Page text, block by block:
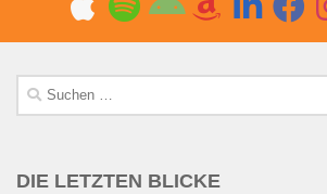
Suchen
nach:
DIE LETZTEN BLICKE